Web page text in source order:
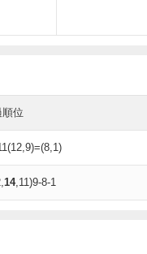
位
14,11)9-8-1